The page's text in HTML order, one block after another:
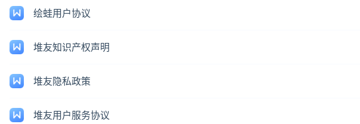
绘蛙用户协议
堆友知识产权声明
堆友隐私政策
堆友用户服务协议